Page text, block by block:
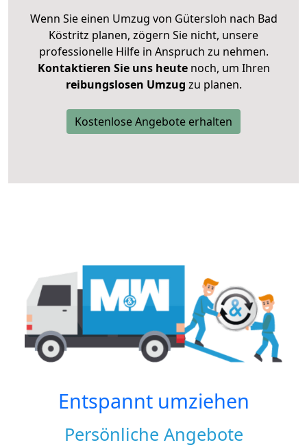
Wenn Sie einen Umzug von Gütersloh nach Bad
Köstritz planen, zögern Sie nicht, unsere
professionelle Hilfe in Anspruch zu nehmen.
Kontaktieren Sie uns heutenoch, um Ihren
reibungslosen Umzug zu planen.
Kostenlose Angebote erhalten
Entspannt umziehen
Persönliche Angebote